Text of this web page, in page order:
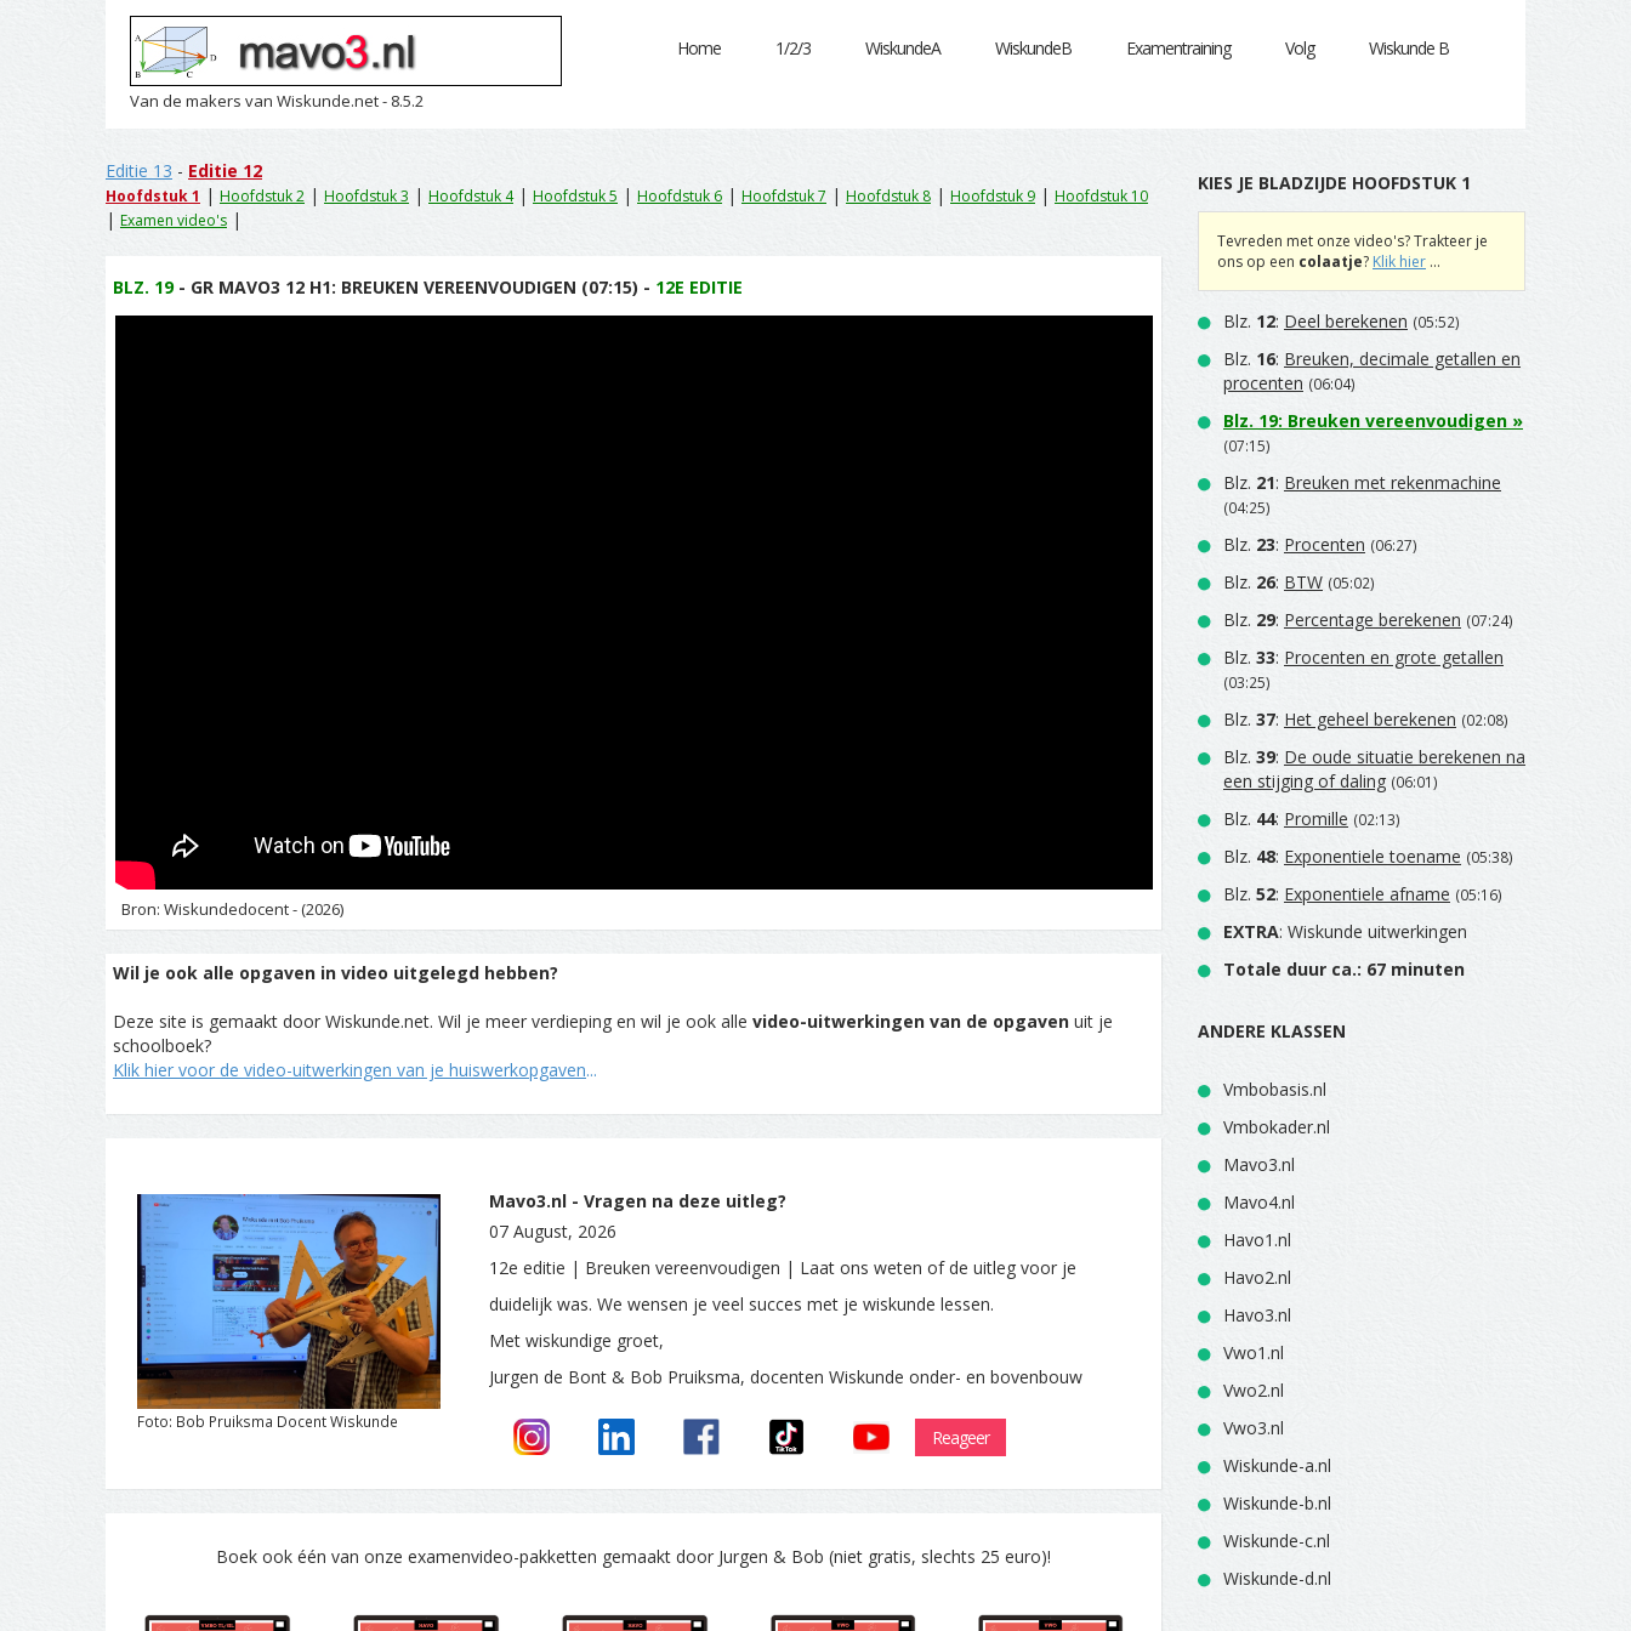
Van de makers van Wiskunde.net - 8.5.2
Home 1/2/3 WiskundeA WiskundeB Examentraining Volg Wiskunde B
Editie 13 - Editie 12
Hoofdstuk 1 | Hoofdstuk 2 | Hoofdstuk 3 | Hoofdstuk 4| Hoofdstuk 5 | Hoofdstuk 6 | Hoofdstuk 7 | Hoofdstuk 8 | Hoofdstuk 9 | Hoofdstuk 10
| Examen video's |
BLZ. 19- GR MAVO3 12 H1: BREUKEN VEREENVOUDIGEN (07:15) - 12E EDITIE
Bron: Wiskundedocent - (2026)
Wil je ook alle opgaven in video uitgelegd hebben?
Deze site is gemaakt door Wiskunde.net. Wil je meer verdieping en wil je ook alle video-uitwerkingen van de opgaven uit je
schoolboek?
Klik hier voor de video-uitwerkingen van je huiswerkopgaven...
Foto: Bob Pruiksma Docent Wiskunde
Mavo3.nl - Vragen na deze uitleg?
07 August, 2026
12e editie | Breuken vereenvoudigen | Laat ons weten of de uitleg voor je
duidelijk was. We wensen je veel succes met je wiskunde lessen.
Met wiskundige groet,
Jurgen de Bont & Bob Pruiksma, docenten Wiskunde onder- en bovenbouw
Reageer
Boek ook één van onze examenvideo-pakketten gemaakt door Jurgen & Bob (niet gratis, slechts 25 euro)!
KIES JE BLADZIJDE HOOFDSTUK 1
Tevreden met onze video's? Trakteer je
ons op een colaatje? Klik hier ...
Blz. 12: Deel berekenen (05:52)
Blz. 16: Breuken, decimale getallen en
procenten (06:04)
Blz. 19: Breuken vereenvoudigen »
(07:15)
Blz. 21: Breuken met rekenmachine
(04:25)
Blz. 23: Procenten (06:27)
Blz. 26: BTW (05:02)
Blz. 29: Percentage berekenen (07:24)
Blz. 33: Procenten en grote getallen
(03:25)
Blz. 37: Het geheel berekenen (02:08)
Blz. 39: De oude situatie berekenen na
een stijging of daling (06:01)
Blz. 44: Promille (02:13)
Blz. 48: Exponentiele toename (05:38)
Blz. 52: Exponentiele afname (05:16)
EXTRA: Wiskunde uitwerkingen
Totale duur ca.: 67 minuten
ANDERE KLASSEN
Vmbobasis.nl
Vmbokader.nl
Mavo3.nl
Mavo4.nl
Havo1.nl
Havo2.nl
Havo3.nl
Vwo1.nl
Vwo2.nl
Vwo3.nl
Wiskunde-a.nl
Wiskunde-b.nl
Wiskunde-c.nl
Wiskunde-d.nl